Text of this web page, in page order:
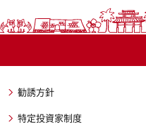
勧誘方針
特定投資家制度